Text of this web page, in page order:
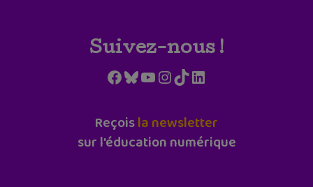
Suivez-nous !
Facebook
Bluesky
YouTube
Instagram
TikTokLinkedIn
Reçoisla newsletter
sur l'éducation numérique